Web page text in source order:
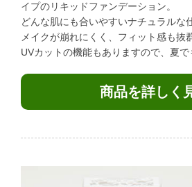
イプのリキッドファンデーション。
どんな肌にも合いやすいナチュラルな
メイクが崩れにくく、フィット感も抜
UVカットの機能もありますので、夏で
商品を詳しく